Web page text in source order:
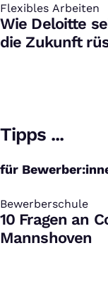
Flexibles Arbeiten
:
Wie Deloitte
die Zukunft
Tipps ...
für
Bewerberschule
:
10 Fragen an
Mannshoven